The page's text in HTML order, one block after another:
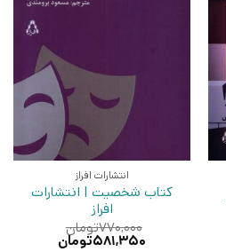
انتشارات افراز
کتاب شخصیت | انتشارات
افراز
۷۷۰,۰۰۰تومان
قیمت
۵۸۱,۳۵۰تومان